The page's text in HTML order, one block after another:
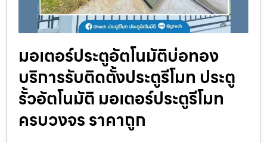
มอเตอร์ประตูอัตโนมัติบ่อทอง
บริการรับติดตั้งประตูรีโมท ประตู
รั้วอัตโนมัติ มอเตอร์ประตูรีโมท
ครบวงจร ราคาถูก